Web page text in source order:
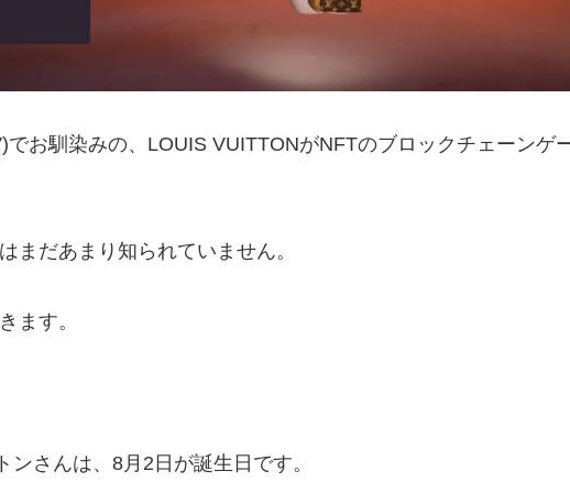
お馴染みの、LOUIS VUITTONがNFTのブロックチェーンゲ
まだあまり知られていません。
ます。
さんは、8月2日が誕生日です。